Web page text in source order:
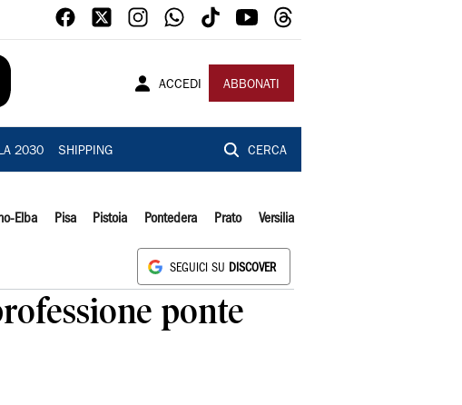
ACCEDI ABBONATI
2030 SHIPPING CERCA
Elba Pisa Pistoia Pontedera Prato Versilia
SEGUICI SU DISCOVER
ponte